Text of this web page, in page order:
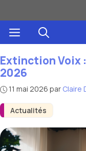
au
contenuMenu
Actualités
Extinction Voix
2026
11 mai 2026 par Claire